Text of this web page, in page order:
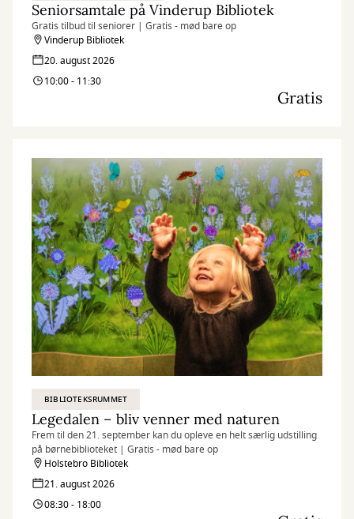
Seniorsamtale på Vinderup Bibliotek
Gratis tilbud til seniorer | Gratis - mød bare op
Vinderup Bibliotek
20. august 2026
10:00 - 11:30
Gratis
BIBLIOTEKSRUMMET
Legedalen – bliv venner med naturen
Frem til den 21. september kan du opleve en helt særlig udstilling
på børnebiblioteket | Gratis - mød bare op
Holstebro Bibliotek
21. august 2026
08:30 - 18:00